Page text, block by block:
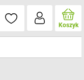
Koszyk